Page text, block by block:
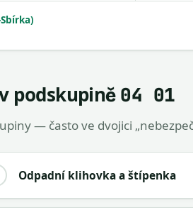
podskupině 04 01
— často ve dvojici
Odpadní klihovka a štípenka